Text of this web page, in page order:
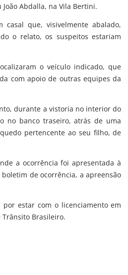
Abdalla, na Vila Bertini.
que, visivelmente abalado,
o relato, os suspeitos estariam
o veículo indicado, que
com apoio de outras equipes da
durante a vistoria no interior do
no banco traseiro, atrás de uma
pertencente ao seu filho, de
a ocorrência foi apresentada à
de ocorrência, a apreensão
estar com o licenciamento em
Brasileiro.